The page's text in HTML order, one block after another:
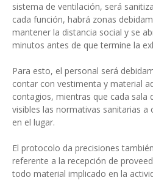
sistema de ventilación, será
cada función, habrá zonas
mantener la distancia social y se
minutos antes de que termine la
Para esto, el personal será
contar con vestimenta y material
contagios, mientras que cada sala
visibles las normativas sanitarias a
en el lugar.
El protocolo da precisiones
referente a la recepción de
todo material implicado en la